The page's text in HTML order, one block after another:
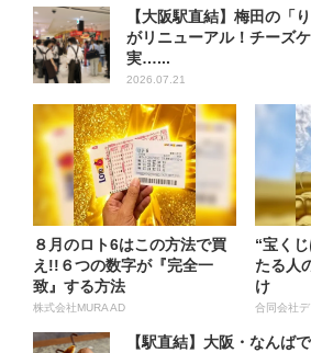
【大阪駅直結】梅田の「
がリニューアル！チーズ
実…...
2026.07.21
８月のロト6はこの方法で買
え!!６つの数字が『完全一
致』する方法
株式会社MURA AD
“宝く
たる人
け
合同会社
【駅直結】大阪・なんば